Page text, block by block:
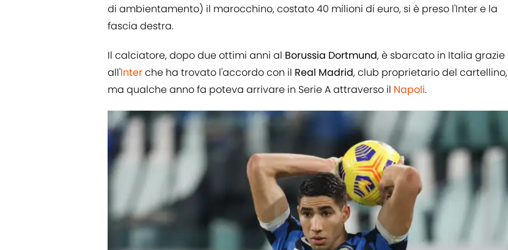
di ambientamento) il marocchino, costato 40 milioni di euro, si è preso l'Inter e la
fascia destra.
Il calciatore, dopo due ottimi anni al Borussia Dortmund, è sbarcato in Italia grazie
all'Interche ha trovato l'accordo con il Real Madrid, club proprietario del cartellino,
ma qualche anno fa poteva arrivare in Serie A attraverso il Napoli.